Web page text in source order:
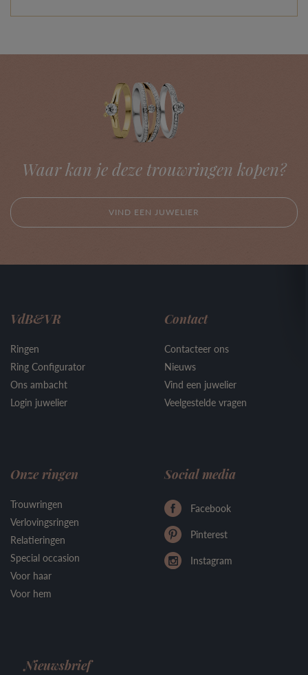
Waar kan je deze trouwringen kopen?
VIND EEN JUWELIER
VdB&VR
Ringen
Ring Configurator
Ons ambacht
Login juwelier
Contact
Contacteer ons
Nieuws
Vind een juwelier
Veelgestelde vragen
Onze ringen
Trouwringen
Verlovingsringen
Relatieringen
Special occasion
Voor haar
Voor hem
Social media
Facebook
Pinterest
Instagram
Nieuwsbrief